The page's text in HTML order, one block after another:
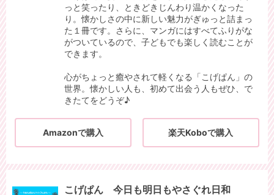
っと笑ったり、ときどきじんわり温かくなった
り。懐かしさの中に新しい魅力がぎゅっと詰まっ
た１冊です。さらに、マンガにはすべてふりがな
がついているので、子どもでも楽しく読むことが
できます。
心がちょっと癒やされて軽くなる「こげぱん」の
世界。懐かしい人も、初めて出会う人もぜひ、で
きたてをどうぞ♪
Amazonで購入 楽天Koboで購入
こげぱん 今日も明日もやさぐれ日和